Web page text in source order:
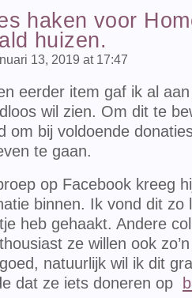
haken voor
huizen.
13, 2019 at 17:47
eerder item gaf ik al
wil zien. Om dit te
om bij voldoende
te gaan.
op Facebook kreeg
binnen. Ik vond dit
heb gehaakt. Andere
ze willen ook
natuurlijk wil ik dit
dat ze iets doneren op